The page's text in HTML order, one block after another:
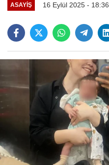
ASAYIŞ 16 Eylül 2025 - 18:36